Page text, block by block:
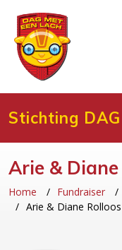
Stichting
Arie &
Home Fundraiser
Arie & Diane Rolloos